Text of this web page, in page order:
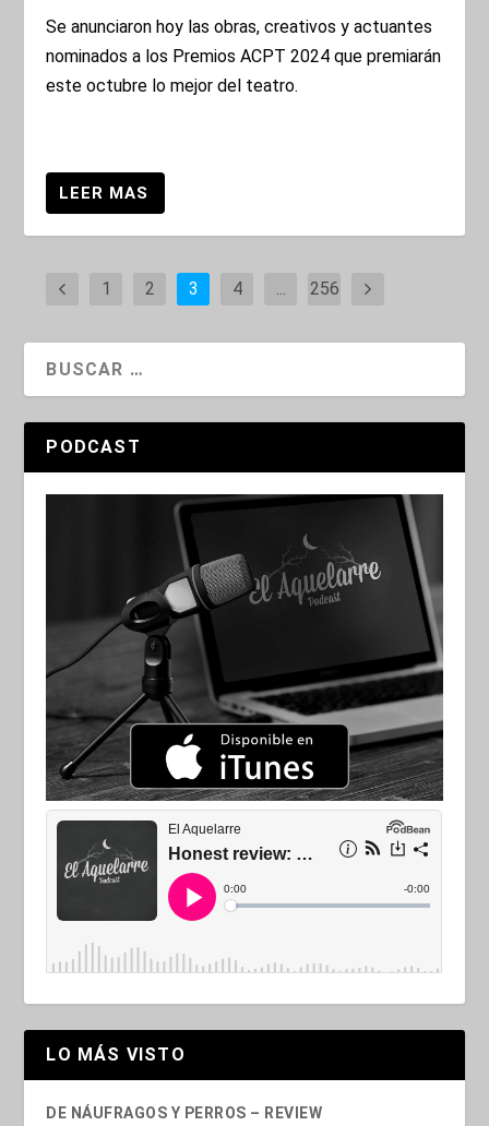
Se anunciaron hoy las obras, creativos y actuantes
nominados a los Premios ACPT 2024 que premiarán
este octubre lo mejor del teatro.
1 2 3 4 ... 256
PODCAST
LO MÁS VISTO
DE NÁUFRAGOS Y PERROS – REVIEW